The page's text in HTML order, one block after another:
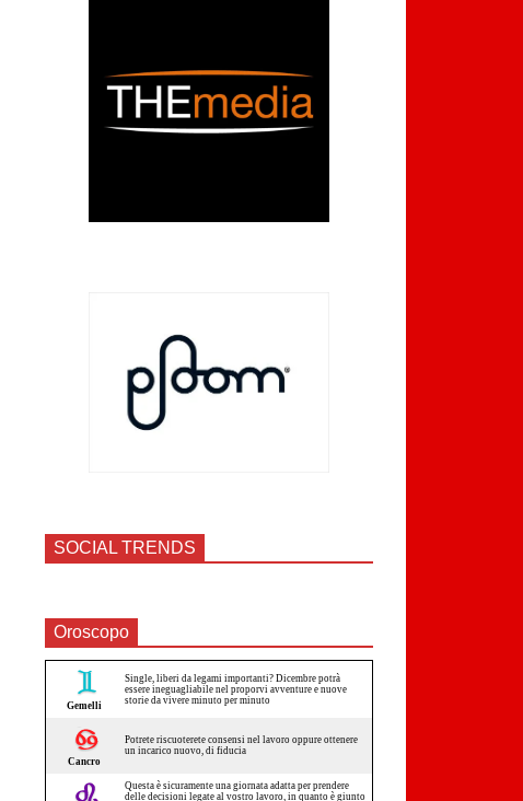
SOCIAL TRENDS
Oroscopo